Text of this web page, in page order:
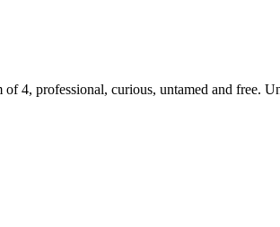
4, professional, curious, untamed and free.